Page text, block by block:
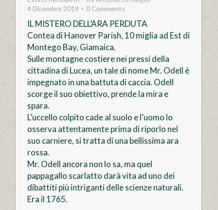
4 Dicembre 2019
0 Comments
IL MISTERO DELL’ARA PERDUTA
Contea di Hanover Parish, 10 miglia ad Est di
Montego Bay, Giamaica.
Sulle montagne costiere nei pressi della
cittadina di Lucea, un tale di nome Mr. Odell è
impegnato in una battuta di caccia. Odell
scorge il suo obiettivo, prende la mira e
spara.
L’uccello colpito cade al suolo e l’uomo lo
osserva attentamente prima di riporlo nel
suo carniere, si tratta di una bellissima ara
rossa.
Mr. Odell ancora non lo sa, ma quel
pappagallo scarlatto darà vita ad uno dei
dibattiti più intriganti delle scienze naturali.
Era il 1765.